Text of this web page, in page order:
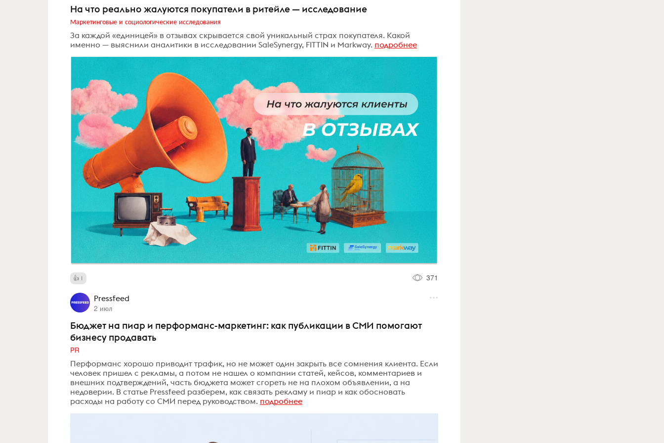
На что реально жалуются покупатели в ритейле — исследование
Маркетинговые и социологические исследования
За каждой «единицей» в отзывах скрывается свой уникальный страх покупателя. Какой
именно — выяснили аналитики в исследовании SaleSynergy, FITTIN и Markway. подробнее
1 371
Pressfeed
2 июл
Бюджет на пиар и перформанс-маркетинг: как публикации в СМИ помогают
бизнесу продавать
PR
Перформанс хорошо приводит трафик, но не может один закрыть все сомнения клиента. Если
человек пришел с рекламы, а потом не нашел о компании статей, кейсов, комментариев и
внешних подтверждений, часть бюджета может сгореть не на плохом объявлении, а на
недоверии. В статье Pressfeed разберем, как связать рекламу и пиар и как обосновать
расходы на работу со СМИ перед руководством. подробнее